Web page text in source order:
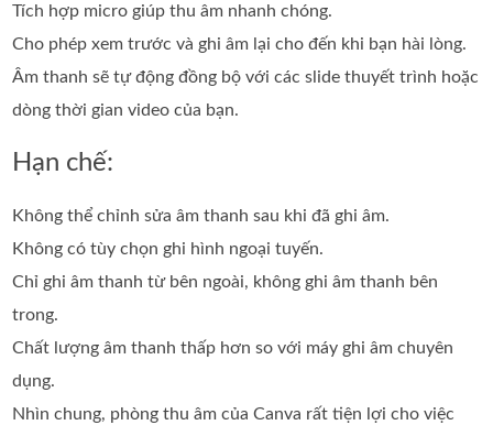
Tích hợp micro giúp thu âm nhanh chóng.
Cho phép xem trước và ghi âm lại cho đến khi bạn hài lòng.
Âm thanh sẽ tự động đồng bộ với các slide thuyết trình hoặc
dòng thời gian video của bạn.
Hạn chế:
Không thể chỉnh sửa âm thanh sau khi đã ghi âm.
Không có tùy chọn ghi hình ngoại tuyến.
Chỉ ghi âm thanh từ bên ngoài, không ghi âm thanh bên
trong.
Chất lượng âm thanh thấp hơn so với máy ghi âm chuyên
dụng.
Nhìn chung, phòng thu âm của Canva rất tiện lợi cho việc